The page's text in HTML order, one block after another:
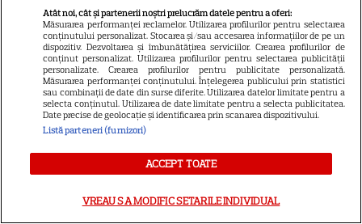
9
Meryl Streep, gest
impresionant pentru Anne
Hathaway și Emily Blunt la
„Diavolul se îmbracă de la
Prada 2”. Ce salarii ar fi primit
actrițele
VEDETE STRĂINE
Tom Holland, decizie radicală
Atât noi, cât și partenerii noștri prelucrăm datele pentru a oferi:
Măsurarea performanței reclamelor. Utilizarea profilurilor pentru selectarea
conținutului personalizat. Stocarea și/sau accesarea informațiilor de pe un
dispozitiv. Dezvoltarea și îmbunătățirea serviciilor. Crearea profilurilor de
conținut personalizat. Utilizarea profilurilor pentru selectarea publicității
personalizate. Crearea profilurilor pentru publicitate personalizată.
Măsurarea performanței conținutului. Înțelegerea publicului prin statistici
sau combinații de date din surse diferite. Utilizarea datelor limitate pentru a
selecta conținutul. Utilizarea de date limitate pentru a selecta publicitatea.
Date precise de geolocație și identificarea prin scanarea dispozitivului.
Listă parteneri (furnizori)
ACCEPT TOATE
VREAU SA MODIFIC SETARILE INDIVIDUAL